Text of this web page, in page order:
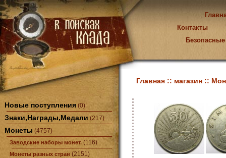
Контакты
Новые поступления (0)
Знаки,Награды,Медали (217)
Монеты (4757)
Заводские наборы монет. (116)
Монеты разных стран (2151)
Главная :: магазин ::